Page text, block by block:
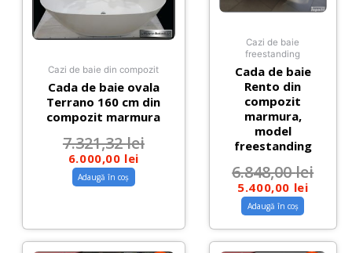
Cazi de baie din compozit
Cada de baie ovala
Terrano 160 cm din
compozit marmura
7.321,32lei
6.000,00 lei
Adaugă în coș
Cazi de baie
freestanding
Cada de baie
Rento din
compozit
marmura,
model
freestanding
6.848,00lei
5.400,00 lei
Adaugă în coș